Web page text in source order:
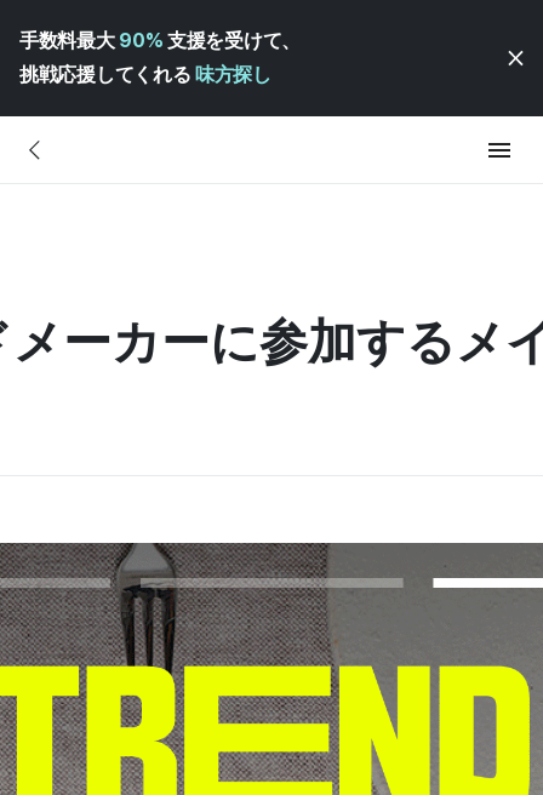
手数料最大 90% 支援を受けて、
挑戦応援してくれる 味方探し
ーカーに参加するメ